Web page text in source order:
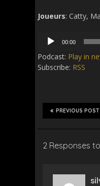
Joueurs: Catty,
Audio
Player
00:00
Podcast: Play in
Subscribe: RSS
PREVIOUS POST
2 Responses